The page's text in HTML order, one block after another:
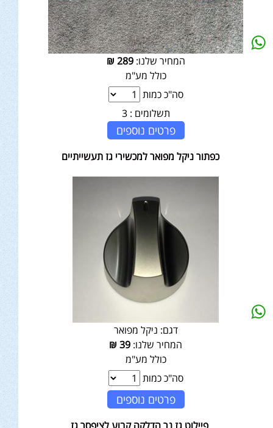
המחיר שלנו:289
₪
כולל מע"מ
סה"כ כמות
תשלומים : 3
פרטים נוספים
כפתור ניקל מפואר למכשירי גז תעשייתיים
דגם: ניקל מפואר
המחיר שלנו: 39
₪
כולל מע"מ
סה"כ כמות
פרטים נוספים